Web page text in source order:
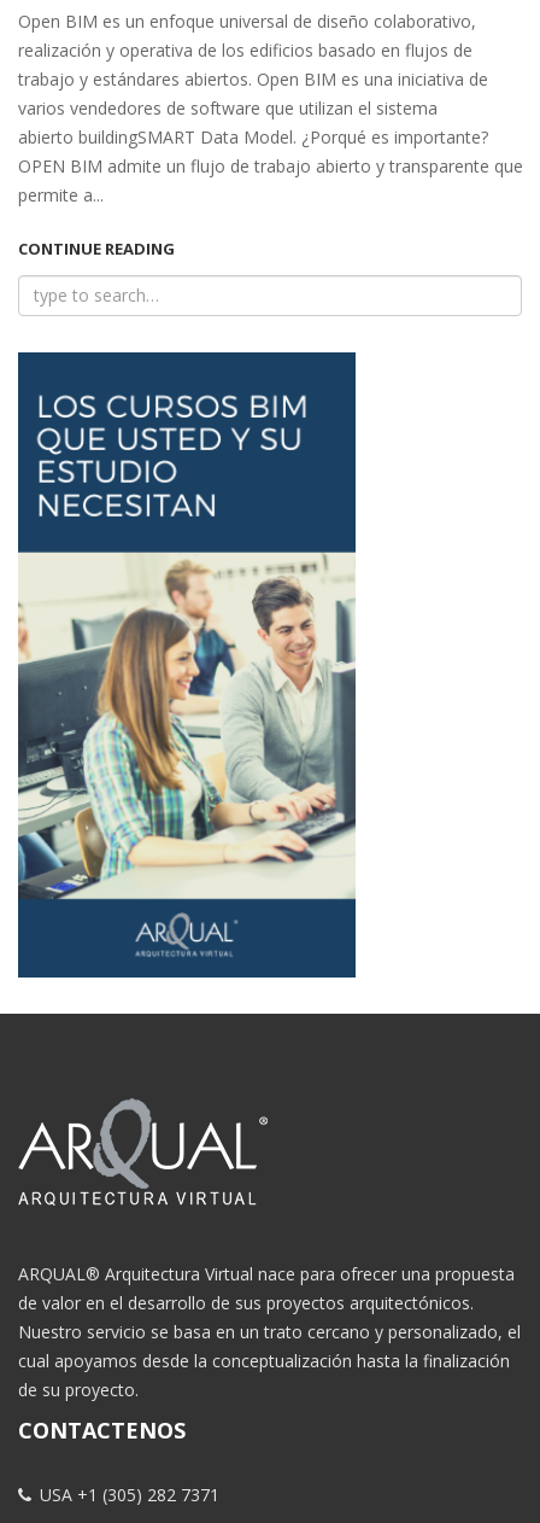
Open BIM es un enfoque universal de diseño colaborativo,
realización y operativa de los edificios basado en flujos de
trabajo y estándares abiertos. Open BIM es una iniciativa de
varios vendedores de software que utilizan el sistema
abierto buildingSMART Data Model. ¿Porqué es importante?
OPEN BIM admite un flujo de trabajo abierto y transparente que
permite a...
CONTINUE READING
ARQUAL® Arquitectura Virtual nace para ofrecer una propuesta
de valor en el desarrollo de sus proyectos arquitectónicos.
Nuestro servicio se basa en un trato cercano y personalizado, el
cual apoyamos desde la conceptualización hasta la finalización
de su proyecto.
CONTACTENOS
USA +1 (305) 282 7371